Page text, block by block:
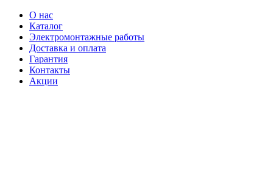
О нас
Каталог
Электромонтажные работы
Доставка и оплата
Гарантия
Контакты
Акции